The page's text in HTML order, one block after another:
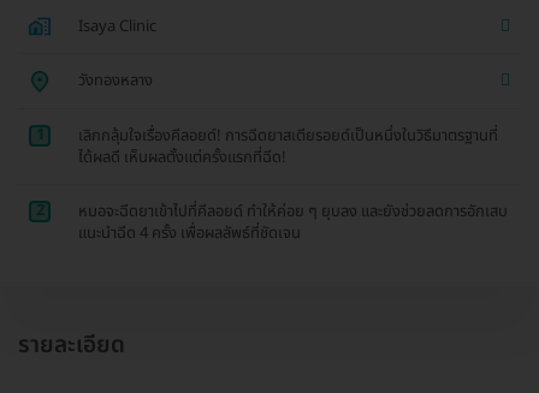
Isaya Clinic
วังทองหลาง
1
เลิกกลุ้มใจเรื่องคีลอยด์! การฉีดยาสเตียรอยด์เป็นหนึ่งในวิธีมาตรฐานที่
ได้ผลดี เห็นผลตั้งแต่ครั้งแรกที่ฉีด!
2
หมอจะฉีดยาเข้าไปที่คีลอยด์ ทำให้ค่อย ๆ ยุบลง และยังช่วยลดการอักเสบ
แนะนำฉีด 4 ครั้ง เพื่อผลลัพธ์ที่ชัดเจน
รายละเอียด